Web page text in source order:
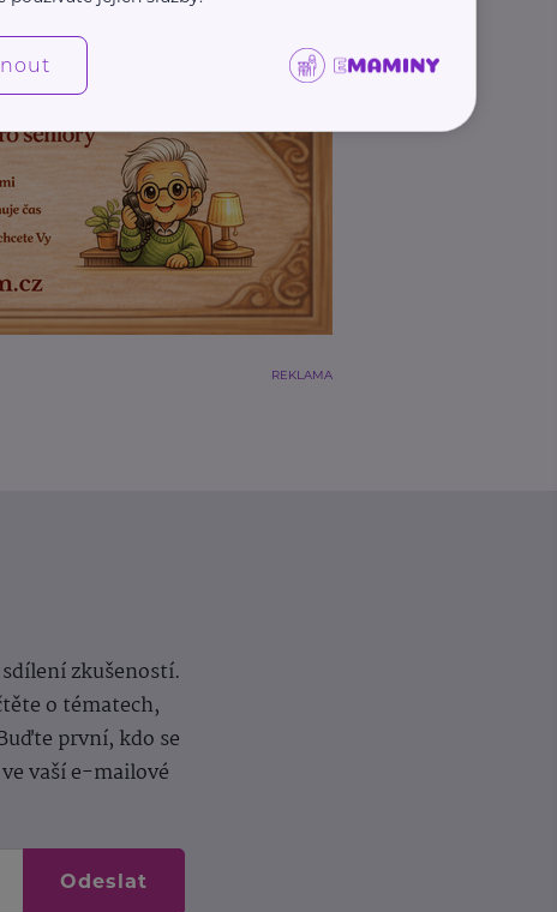
REKLAMA
zkušeností.
o tématech,
první, kdo se
vaší e-mailové
Odeslat